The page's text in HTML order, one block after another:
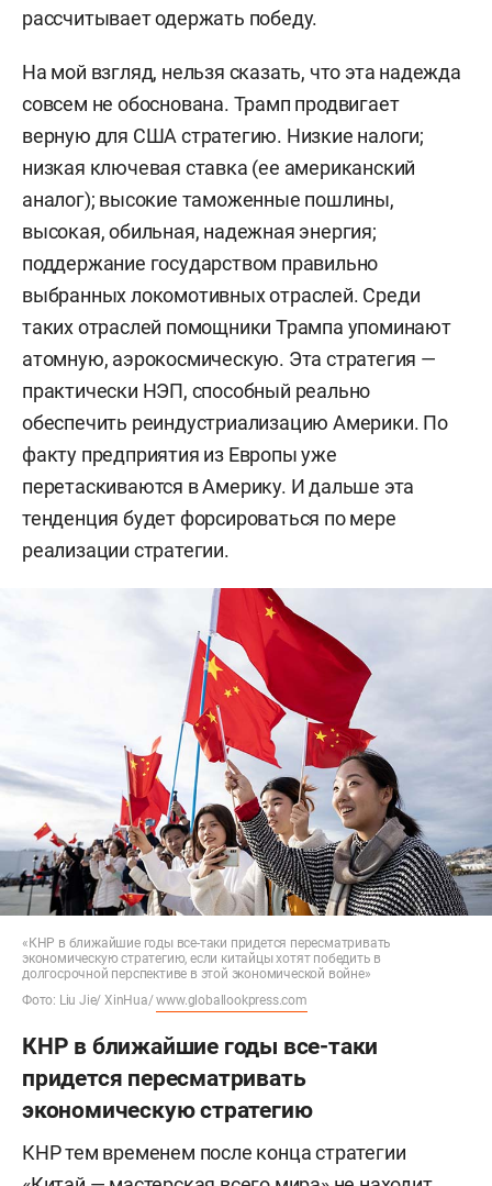
рассчитывает одержать победу.
На мой взгляд, нельзя сказать, что эта надежда
совсем не обоснована. Трамп продвигает
верную для США стратегию. Низкие налоги;
низкая ключевая ставка (ее американский
аналог); высокие таможенные пошлины,
высокая, обильная, надежная энергия;
поддержание государством правильно
выбранных локомотивных отраслей. Среди
таких отраслей помощники Трампа упоминают
атомную, аэрокосмическую. Эта стратегия —
практически НЭП, способный реально
обеспечить реиндустриализацию Америки. По
факту предприятия из Европы уже
перетаскиваются в Америку. И дальше эта
тенденция будет форсироваться по мере
реализации стратегии.
«КНР в ближайшие годы все-таки придется пересматривать
экономическую стратегию, если китайцы хотят победить в
долгосрочной перспективе в этой экономической войне»
Фото: Liu Jie/ XinHua/www.globallookpress.com
КНР в ближайшие годы все-таки
придется пересматривать
экономическую стратегию
КНР тем временем после конца стратегии